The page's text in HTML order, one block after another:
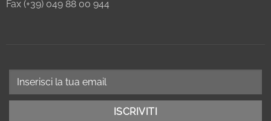
Fax (+39) 049 88 00 944